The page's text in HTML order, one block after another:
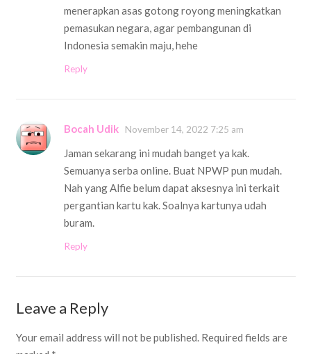
menerapkan asas gotong royong meningkatkan
pemasukan negara, agar pembangunan di
Indonesia semakin maju, hehe
Reply
Bocah Udik November 14, 2022 7:25 am
Jaman sekarang ini mudah banget ya kak.
Semuanya serba online. Buat NPWP pun mudah.
Nah yang Alfie belum dapat aksesnya ini terkait
pergantian kartu kak. Soalnya kartunya udah
buram.
Reply
Leave a Reply
Your email address will not be published. Required fields are